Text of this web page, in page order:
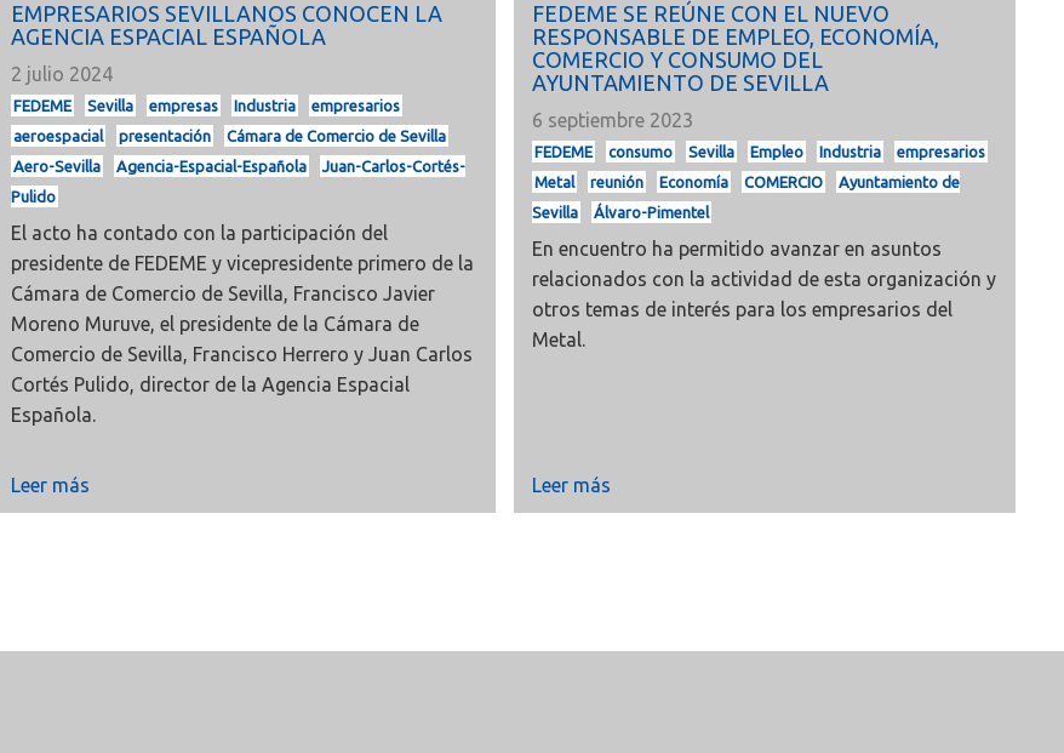
EMPRESARIOS SEVILLANOS CONOCEN LA
AGENCIA ESPACIAL ESPAÑOLA
2 julio 2024
FEDEME Sevilla empresas Industria
empresarios
aeroespacial
presentación
Cámara de Comercio de Sevilla
Aero-Sevilla
Agencia-Espacial-Española
Juan-Carlos-Cortés-
Pulido
El acto ha contado con la participación del
presidente de FEDEME y vicepresidente primero de la
Cámara de Comercio de Sevilla, Francisco Javier
Moreno Muruve, el presidente de la Cámara de
Comercio de Sevilla, Francisco Herrero y Juan Carlos
Cortés Pulido, director de la Agencia Espacial
Española.
Leer más
FEDEME SE REÚNE CON EL NUEVO
RESPONSABLE DE EMPLEO, ECONOMÍA,
COMERCIO Y CONSUMO DEL
AYUNTAMIENTO DE SEVILLA
6 septiembre 2023
FEDEME consumo Sevilla Empleo Industria
empresarios
Metal
reunión Economía COMERCIO
Ayuntamiento de
Sevilla
Álvaro-Pimentel
En encuentro ha permitido avanzar en asuntos
relacionados con la actividad de esta organización y
otros temas de interés para los empresarios del
Metal.
Leer más